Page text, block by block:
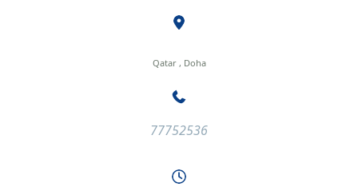
Qatar , Doha
77752536